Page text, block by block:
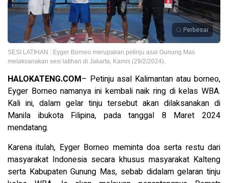
Perbesar
SESI LATIHAN : Eyger Borneo merupakan petinju asal Gunung Mas
melaksanakan sesi latihan di Jakarta, Kamis (29/2/2024).
HALOKATENG.COM– Petinju asal Kalimantan atau borneo,
Eyger Borneo namanya ini kembali naik ring di kelas WBA.
Kali ini, dalam gelar tinju tersebut akan dilaksanakan di
Manila ibukota Filipina, pada tanggal 8 Maret 2024
mendatang.
Karena itulah, Eyger Borneo meminta doa serta restu dari
masyarakat Indonesia secara khusus masyarakat Kalteng
serta Kabupaten Gunung Mas, sebab didalam gelaran tinju